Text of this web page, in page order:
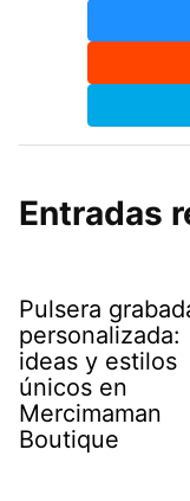
Entradas
Pulsera
personalizada:
ideas y estilos
únicos en
Mercimaman
Boutique